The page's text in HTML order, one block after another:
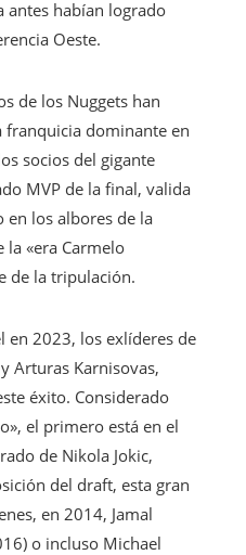
antes habían logrado
Oeste.
de los Nuggets han
franquicia dominante en
socios del gigante
MVP de la final, valida
los albores de la
la «era Carmelo
de la tripulación.
en 2023, los exlíderes de
Arturas Karnisovas,
éxito. Considerado
el primero está en el
de Nikola Jokic,
del draft, esta gran
en 2014, Jamal
o incluso Michael